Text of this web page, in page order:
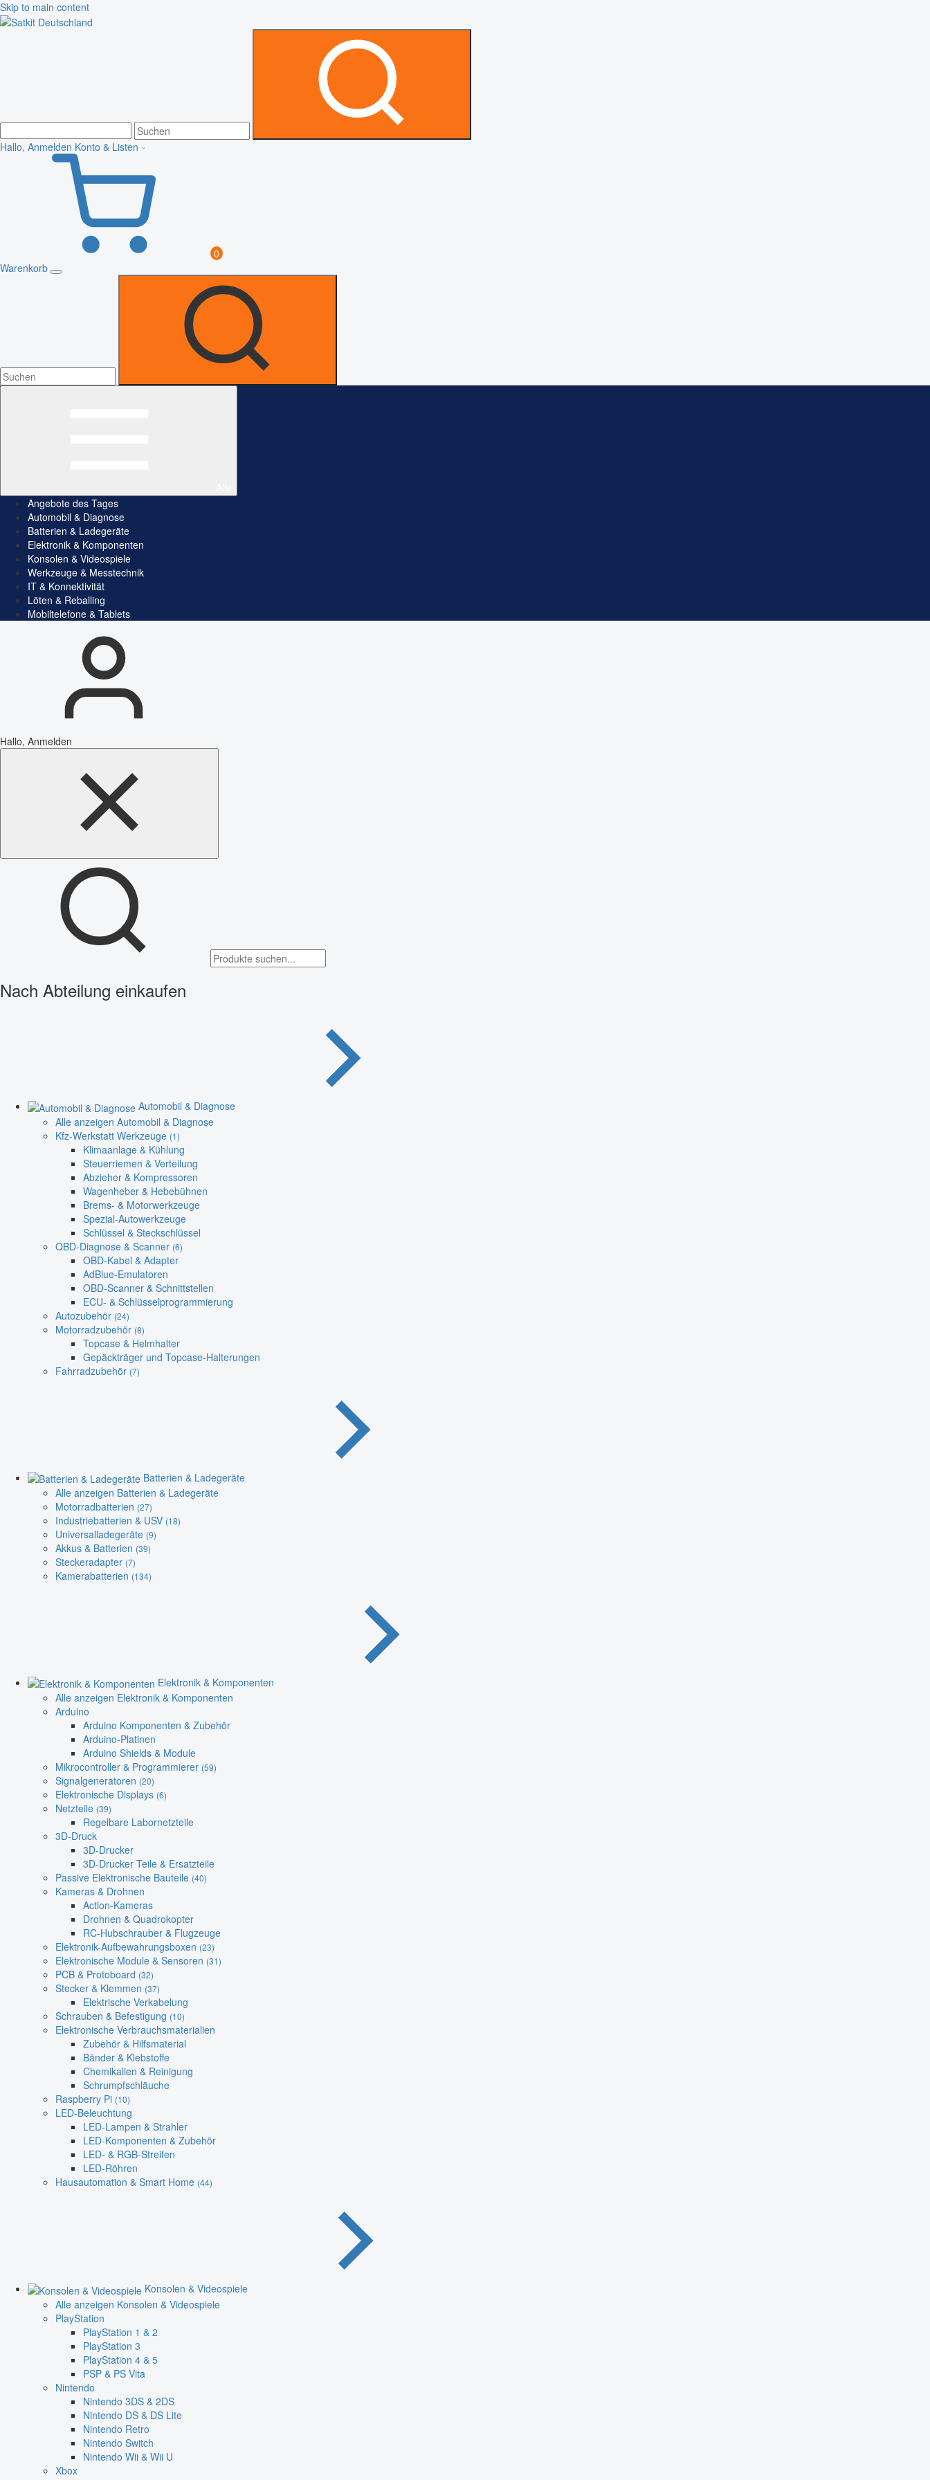
Skip to main content
Hallo, Anmelden Konto & Listen
0
Warenkorb
Angebote des Tages
Automobil & Diagnose
Batterien & Ladegeräte
Elektronik & Komponenten
Konsolen & Videospiele
Werkzeuge & Messtechnik
IT & Konnektivität
Löten & Reballing
Mobiltelefone & Tablets
Hallo, Anmelden
Nach Abteilung einkaufen
Automobil & Diagnose
Alle anzeigen Automobil & Diagnose
Kfz-Werkstatt Werkzeuge (1)
Klimaanlage & Kühlung
Steuerriemen & Verteilung
Abzieher & Kompressoren
Wagenheber & Hebebühnen
Brems- & Motorwerkzeuge
Spezial-Autowerkzeuge
Schlüssel & Steckschlüssel
OBD-Diagnose & Scanner (6)
OBD-Kabel & Adapter
AdBlue-Emulatoren
OBD-Scanner & Schnittstellen
ECU- & Schlüsselprogrammierung
Autozubehör (24)
Motorradzubehör (8)
Topcase & Helmhalter
Gepäckträger und Topcase-Halterungen
Fahrradzubehör (7)
Batterien & Ladegeräte
Alle anzeigen Batterien & Ladegeräte
Motorradbatterien (27)
Industriebatterien & USV (18)
Universalladegeräte (9)
Akkus & Batterien (39)
Steckeradapter (7)
Kamerabatterien (134)
Elektronik & Komponenten
Alle anzeigen Elektronik & Komponenten
Arduino
Arduino Komponenten & Zubehör
Arduino-Platinen
Arduino Shields & Module
Mikrocontroller & Programmierer (59)
Signalgeneratoren (20)
Elektronische Displays (6)
Netzteile (39)
Regelbare Labornetzteile
3D-Druck
3D-Drucker
3D-Drucker Teile & Ersatzteile
Passive Elektronische Bauteile (40)
Kameras & Drohnen
Action-Kameras
Drohnen & Quadrokopter
RC-Hubschrauber & Flugzeuge
Elektronik-Aufbewahrungsboxen (23)
Elektronische Module & Sensoren (31)
PCB & Protoboard (32)
Stecker & Klemmen (37)
Elektrische Verkabelung
Schrauben & Befestigung (10)
Elektronische Verbrauchsmaterialien
Zubehör & Hilfsmaterial
Bänder & Klebstoffe
Chemikalien & Reinigung
Schrumpfschläuche
Raspberry Pi (10)
LED-Beleuchtung
LED-Lampen & Strahler
LED-Komponenten & Zubehör
LED- & RGB-Streifen
LED-Röhren
Hausautomation & Smart Home (44)
Konsolen & Videospiele
Alle anzeigen Konsolen & Videospiele
PlayStation
PlayStation 1 & 2
PlayStation 3
PlayStation 4 & 5
PSP & PS Vita
Nintendo
Nintendo 3DS & 2DS
Nintendo DS & DS Lite
Nintendo Retro
Nintendo Switch
Nintendo Wii & Wii U
Xbox